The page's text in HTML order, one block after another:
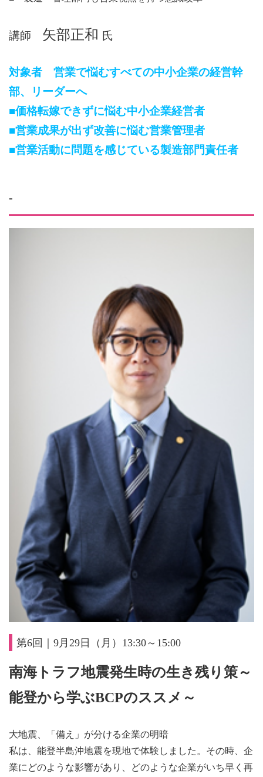
講師 矢部正和 氏
対象者 営業で悩むすべての中小企業の経営幹
部、リーダーへ
■価格転嫁できずに悩む中小企業経営者
■営業成果が出ず改善に悩む営業管理者
■営業活動に問題を感じている製造部門責任者
-
第6回｜9月29日（月）13:30～15:00
南海トラフ地震発生時の生き残り策～
能登から学ぶBCPのススメ～
大地震、「備え」が分ける企業の明暗
私は、能登半島沖地震を現地で体験しました。その時、企
業にどのような影響があり、どのような企業がいち早く再